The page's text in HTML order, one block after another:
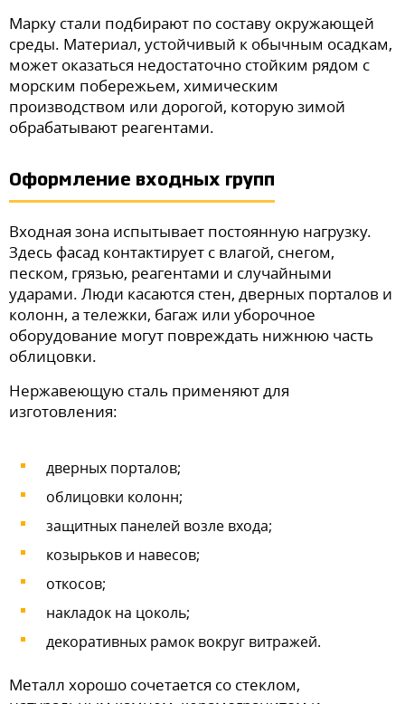
Марку стали подбирают по составу окружающей
среды. Материал, устойчивый к обычным осадкам,
может оказаться недостаточно стойким рядом с
морским побережьем, химическим
производством или дорогой, которую зимой
обрабатывают реагентами.
Оформление входных групп
Входная зона испытывает постоянную нагрузку.
Здесь фасад контактирует с влагой, снегом,
песком, грязью, реагентами и случайными
ударами. Люди касаются стен, дверных порталов и
колонн, а тележки, багаж или уборочное
оборудование могут повреждать нижнюю часть
облицовки.
Нержавеющую сталь применяют для
изготовления:
дверных порталов;
облицовки колонн;
защитных панелей возле входа;
козырьков и навесов;
откосов;
накладок на цоколь;
декоративных рамок вокруг витражей.
Металл хорошо сочетается со стеклом,